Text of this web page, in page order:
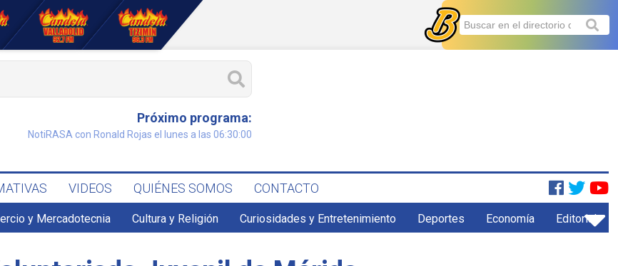
Próximo programa:
NotiRASA con Ronald Rojas el lunes a las 06:30:00
VIDEOS QUIÉNES SOMOS CONTACTO
y Mercadotecnia Cultura y Religión Curiosidades y Entretenimiento Deportes Economía Editorial